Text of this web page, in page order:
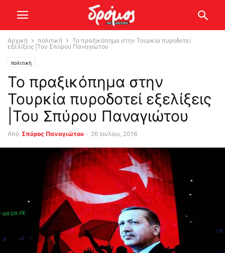
Αρχική πολιτική
Το πραξικόπημα στην Τουρκία πυροδοτεί
εξελίξεις |Του Σπύρου Παναγιώτου
πολιτική
Το πραξικόπημα στην
Τουρκία πυροδοτεί εξελίξεις
|Του Σπύρου Παναγιώτου
Από Σπύρος Παναγιώτου - 26 Ιουλίου, 2016